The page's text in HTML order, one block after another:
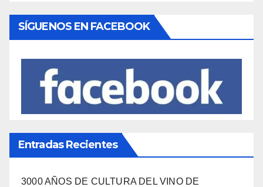
3000 AÑOS DE CULTURA DEL VINO DE
ALICANTE RENACEN EN EL CASTILLO DE